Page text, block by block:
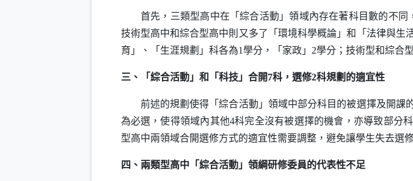
首先，三類型高中在「綜合活動」領域內存在著科目數的不同
技術型高中和綜合型高中則又多了「環境科學概論」和「法律與
育」、「生涯規劃」科各為1學分，「家政」2學分；技術型和綜合
三、「綜合活動」和「科技」合開7科，選修2科規劃的適宜性
前述的規劃使得「綜合活動」領域中部分科目的被選擇及開課
為必選，使得領域內其他4科完全沒有被選擇的機會，亦導致部分
型高中兩領域合開選修方式的適宜性需要調整，避免讓學生失去選
四、兩類型高中「綜合活動」領綱研修委員的代表性不足